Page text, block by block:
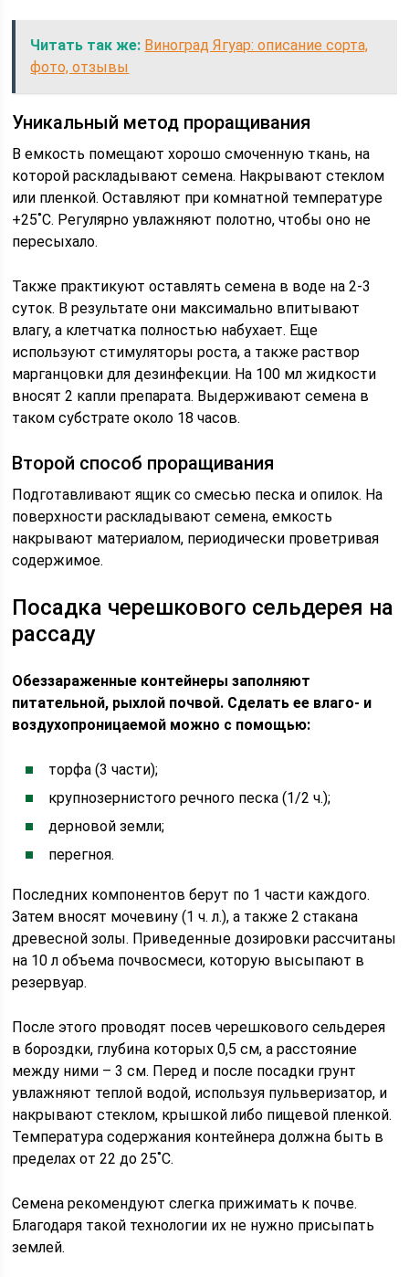
Читать так же: Виноград Ягуар: описание сорта,
фото, отзывы
Уникальный метод проращивания
В емкость помещают хорошо смоченную ткань, на
которой раскладывают семена. Накрывают стеклом
или пленкой. Оставляют при комнатной температуре
+25˚С. Регулярно увлажняют полотно, чтобы оно не
пересыхало.
Также практикуют оставлять семена в воде на 2-3
суток. В результате они максимально впитывают
влагу, а клетчатка полностью набухает. Еще
используют стимуляторы роста, а также раствор
марганцовки для дезинфекции. На 100 мл жидкости
вносят 2 капли препарата. Выдерживают семена в
таком субстрате около 18 часов.
Второй способ проращивания
Подготавливают ящик со смесью песка и опилок. На
поверхности раскладывают семена, емкость
накрывают материалом, периодически проветривая
содержимое.
Посадка черешкового сельдерея на
рассаду
Обеззараженные контейнеры заполняют
питательной, рыхлой почвой. Сделать ее влаго- и
воздухопроницаемой можно с помощью:
торфа (3 части);
крупнозернистого речного песка (1/2 ч.);
дерновой земли;
перегноя.
Последних компонентов берут по 1 части каждого.
Затем вносят мочевину (1 ч. л.), а также 2 стакана
древесной золы. Приведенные дозировки рассчитаны
на 10 л объема почвосмеси, которую высыпают в
резервуар.
После этого проводят посев черешкового сельдерея
в бороздки, глубина которых 0,5 см, а расстояние
между ними – 3 см. Перед и после посадки грунт
увлажняют теплой водой, используя пульверизатор, и
накрывают стеклом, крышкой либо пищевой пленкой.
Температура содержания контейнера должна быть в
пределах от 22 до 25˚С.
Семена рекомендуют слегка прижимать к почве.
Благодаря такой технологии их не нужно присыпать
землей.